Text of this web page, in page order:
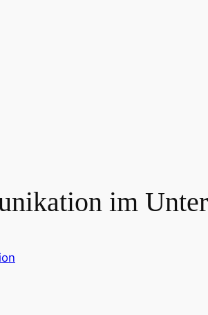
im